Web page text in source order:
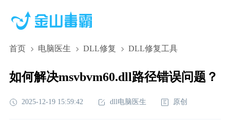
首页 电脑医生 DLL修复 DLL修复工具
如何解决msvbvm60.dll路径错误问题？
2025-12-19 15:59:42 dll电脑医生 原创